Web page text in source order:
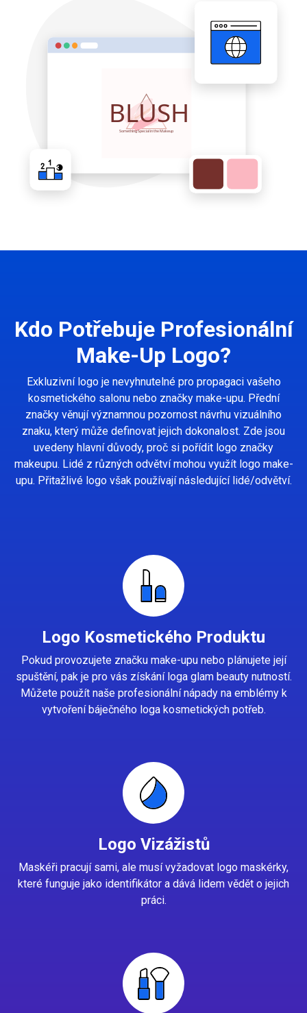
Kdo Potřebuje Profesionální
Make-Up Logo?
Exkluzivní logo je nevyhnutelné pro propagaci vašeho
kosmetického salonu nebo značky make-upu. Přední
značky věnují významnou pozornost návrhu vizuálního
znaku, který může definovat jejich dokonalost. Zde jsou
uvedeny hlavní důvody, proč si pořídit logo značky
makeupu. Lidé z různých odvětví mohou využít logo make-
upu. Přitažlivé logo však používají následující lidé/odvětví.
Logo Kosmetického Produktu
Pokud provozujete značku make-upu nebo plánujete její
spuštění, pak je pro vás získání loga glam beauty nutností.
Můžete použít naše profesionální nápady na emblémy k
vytvoření báječného loga kosmetických potřeb.
Logo Vizážistů
Maskéři pracují sami, ale musí vyžadovat logo maskérky,
které funguje jako identifikátor a dává lidem vědět o jejich
práci.